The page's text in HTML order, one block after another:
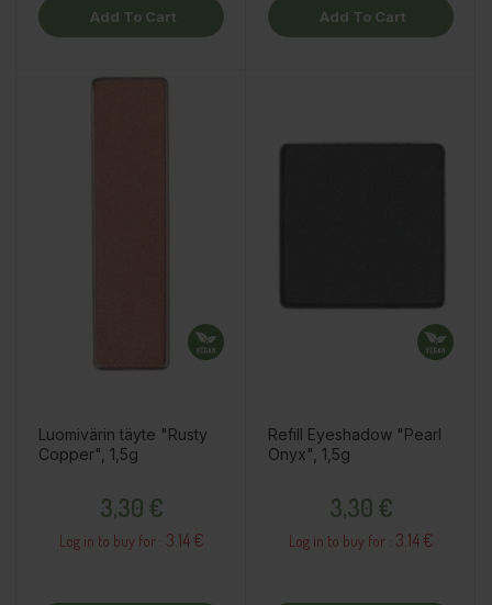
Add To Cart Add To Cart
Luomivärin täyte "Rusty
Copper", 1,5g
3,30 €
Log in to buy for : 3.14 €
Refill Eyeshadow "Pearl
Onyx", 1,5g
3,30 €
Log in to buy for : 3.14 €